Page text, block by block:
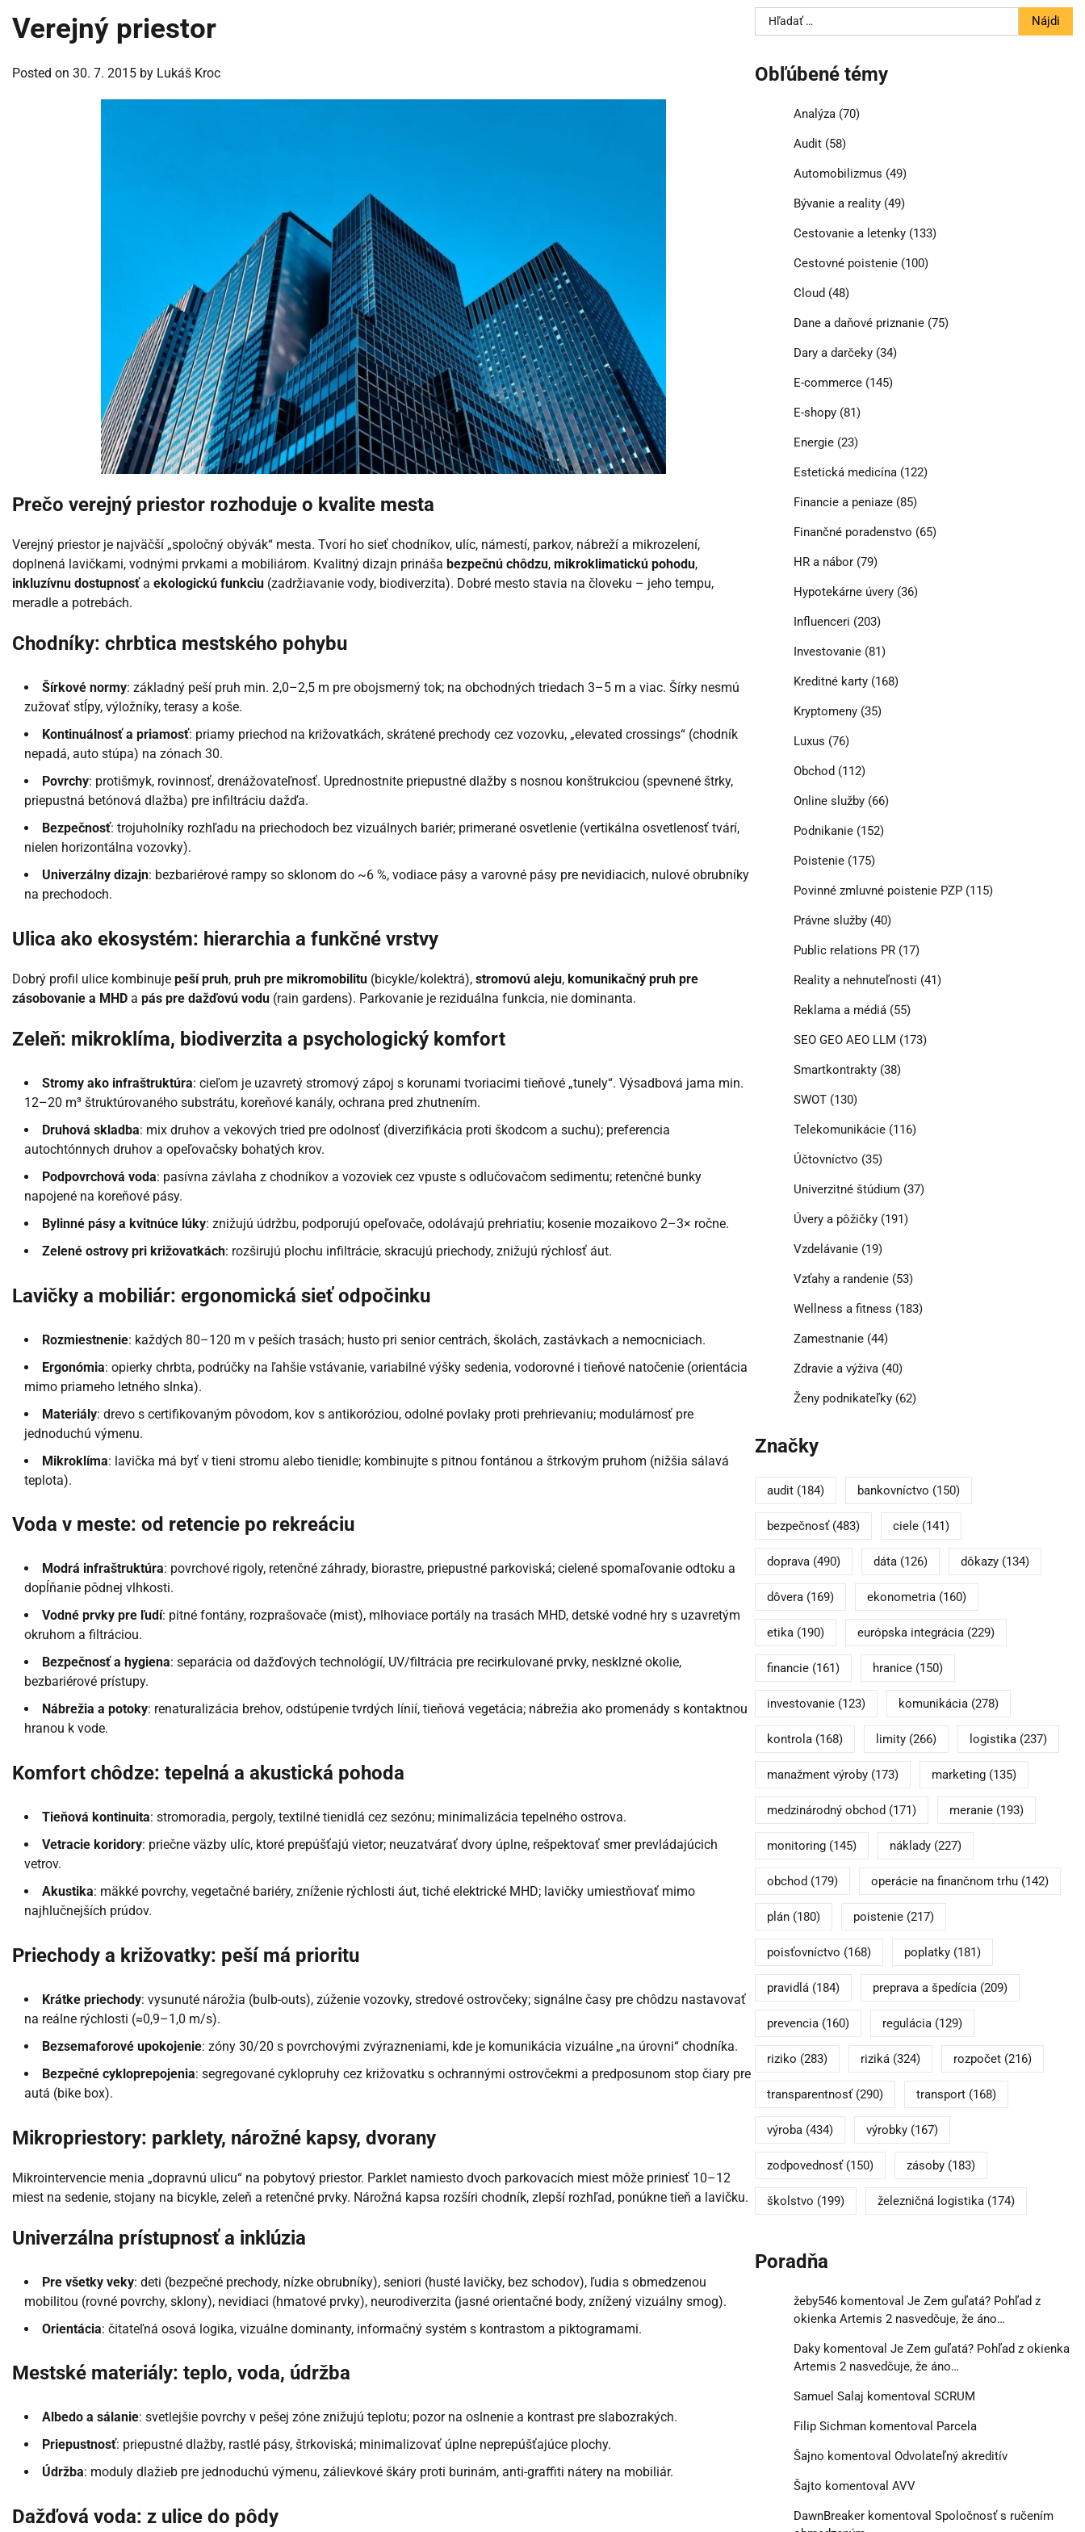
Verejný priestor
Posted on 30. 7. 2015 by Lukáš Kroc
Prečo verejný priestor rozhoduje o kvalite mesta
Verejný priestor je najväčší „spoločný obývák“ mesta. Tvorí ho sieť chodníkov, ulíc, námestí, parkov, nábreží a mikrozelení,
doplnená lavičkami, vodnými prvkami a mobiliárom. Kvalitný dizajn prináša bezpečnú chôdzu, mikroklimatickú pohodu,
inkluzívnu dostupnosťa ekologickú funkciu (zadržiavanie vody, biodiverzita). Dobré mesto stavia na človeku – jeho tempu,
meradle a potrebách.
Chodníky: chrbtica mestského pohybu
Šírkové normy: základný peší pruh min. 2,0–2,5 m pre obojsmerný tok; na obchodných triedach 3–5 m a viac. Šírky nesmú
zužovať stĺpy, výložníky, terasy a koše.
Kontinuálnosť a priamosť: priamy priechod na križovatkách, skrátené prechody cez vozovku, „elevated crossings“ (chodník
nepadá, auto stúpa) na zónach 30.
Povrchy: protišmyk, rovinnosť, drenážovateľnosť. Uprednostnite priepustné dlažby s nosnou konštrukciou (spevnené štrky,
priepustná betónová dlažba) pre infiltráciu dažďa.
Bezpečnosť: trojuholníky rozhľadu na priechodoch bez vizuálnych bariér; primerané osvetlenie (vertikálna osvetlenosť tvárí,
nielen horizontálna vozovky).
Univerzálny dizajn: bezbariérové rampy so sklonom do ~6 %, vodiace pásy a varovné pásy pre nevidiacich, nulové obrubníky
na prechodoch.
Ulica ako ekosystém: hierarchia a funkčné vrstvy
Dobrý profil ulice kombinuje peší pruh, pruh pre mikromobilitu (bicykle/kolektrá), stromovú aleju, komunikačný pruh pre
zásobovanie a MHD a pás pre dažďovú vodu (rain gardens). Parkovanie je reziduálna funkcia, nie dominanta.
Zeleň: mikroklíma, biodiverzita a psychologický komfort
Stromy ako infraštruktúra: cieľom je uzavretý stromový zápoj s korunami tvoriacimi tieňové „tunely“. Výsadbová jama min.
12–20 m³ štruktúrovaného substrátu, koreňové kanály, ochrana pred zhutnením.
Druhová skladba: mix druhov a vekových tried pre odolnosť (diverzifikácia proti škodcom a suchu); preferencia
autochtónnych druhov a opeľovačsky bohatých krov.
Podpovrchová voda: pasívna závlaha z chodníkov a vozoviek cez vpuste s odlučovačom sedimentu; retenčné bunky
napojené na koreňové pásy.
Bylinné pásy a kvitnúce lúky: znižujú údržbu, podporujú opeľovače, odolávajú prehriatiu; kosenie mozaikovo 2–3× ročne.
Zelené ostrovy pri križovatkách: rozširujú plochu infiltrácie, skracujú priechody, znižujú rýchlosť áut.
Lavičky a mobiliár: ergonomická sieť odpočinku
Rozmiestnenie: každých 80–120 m v peších trasách; husto pri senior centrách, školách, zastávkach a nemocniciach.
Ergonómia: opierky chrbta, podrúčky na ľahšie vstávanie, variabilné výšky sedenia, vodorovné i tieňové natočenie (orientácia
mimo priameho letného slnka).
Materiály: drevo s certifikovaným pôvodom, kov s antikoróziou, odolné povlaky proti prehrievaniu; modulárnosť pre
jednoduchú výmenu.
Mikroklíma: lavička má byť v tieni stromu alebo tienidle; kombinujte s pitnou fontánou a štrkovým pruhom (nižšia sálavá
teplota).
Voda v meste: od retencie po rekreáciu
Modrá infraštruktúra: povrchové rigoly, retenčné záhrady, biorastre, priepustné parkoviská; cielené spomaľovanie odtoku a
dopĺňanie pôdnej vlhkosti.
Vodné prvky pre ľudí: pitné fontány, rozprašovače (mist), mlhoviace portály na trasách MHD, detské vodné hry s uzavretým
okruhom a filtráciou.
Bezpečnosť a hygiena: separácia od dažďových technológií, UV/filtrácia pre recirkulované prvky, nesklzné okolie,
bezbariérové prístupy.
Nábrežia a potoky: renaturalizácia brehov, odstúpenie tvrdých línií, tieňová vegetácia; nábrežia ako promenády s kontaktnou
hranou k vode.
Komfort chôdze: tepelná a akustická pohoda
Tieňová kontinuita: stromoradia, pergoly, textilné tienidlá cez sezónu; minimalizácia tepelného ostrova.
Vetracie koridory: priečne väzby ulíc, ktoré prepúšťajú vietor; neuzatvárať dvory úplne, rešpektovať smer prevládajúcich
vetrov.
Akustika: mäkké povrchy, vegetačné bariéry, zníženie rýchlosti áut, tiché elektrické MHD; lavičky umiestňovať mimo
najhlučnejších prúdov.
Priechody a križovatky: peší má prioritu
Krátke priechody: vysunuté nárožia (bulb-outs), zúženie vozovky, stredové ostrovčeky; signálne časy pre chôdzu nastavovať
na reálne rýchlosti (≈0,9–1,0 m/s).
Bezsemaforové upokojenie: zóny 30/20 s povrchovými zvýrazneniami, kde je komunikácia vizuálne „na úrovni“ chodníka.
Bezpečné cykloprepojenia: segregované cyklopruhy cez križovatku s ochrannými ostrovčekmi a predposunom stop čiary pre
autá (bike box).
Mikropriestory: parklety, nárožné kapsy, dvorany
Mikrointervencie menia „dopravnú ulicu“ na pobytový priestor. Parklet namiesto dvoch parkovacích miest môže priniesť 10–12
miest na sedenie, stojany na bicykle, zeleň a retenčné prvky. Nárožná kapsa rozšíri chodník, zlepší rozhľad, ponúkne tieň a lavičku.
Univerzálna prístupnosť a inklúzia
Pre všetky veky: deti (bezpečné prechody, nízke obrubníky), seniori (husté lavičky, bez schodov), ľudia s obmedzenou
mobilitou (rovné povrchy, sklony), nevidiaci (hmatové prvky), neurodiverzita (jasné orientačné body, znížený vizuálny smog).
Orientácia: čitateľná osová logika, vizuálne dominanty, informačný systém s kontrastom a piktogramami.
Mestské materiály: teplo, voda, údržba
Albedo a sálanie: svetlejšie povrchy v pešej zóne znižujú teplotu; pozor na oslnenie a kontrast pre slabozrakých.
Priepustnosť: priepustné dlažby, rastlé pásy, štrkoviská; minimalizovať úplne neprepúšťajúce plochy.
Údržba: moduly dlažieb pre jednoduchú výmenu, zálievkové škáry proti burinám, anti-graffiti nátery na mobiliár.
Dažďová voda: z ulice do pôdy
Hľadať:
Obľúbené témy
Analýza(70)
Audit(58)
Automobilizmus (49)
Bývanie a reality(49)
Cestovanie a letenky(133)
Cestovné poistenie(100)
Cloud (48)
Dane a daňové priznanie(75)
Dary a darčeky(34)
E-commerce(145)
E-shopy(81)
Energie(23)
Estetická medicína(122)
Financie a peniaze(85)
Finančné poradenstvo (65)
HR a nábor(79)
Hypotekárne úvery(36)
Influenceri (203)
Investovanie(81)
Kreditné karty(168)
Kryptomeny(35)
Luxus (76)
Obchod (112)
Online služby(66)
Podnikanie(152)
Poistenie(175)
Povinné zmluvné poistenie PZP(115)
Právne služby(40)
Public relations PR(17)
Reality a nehnuteľnosti (41)
Reklama a médiá(55)
SEO GEO AEO LLM (173)
Smartkontrakty(38)
SWOT(130)
Telekomunikácie(116)
Účtovníctvo (35)
Univerzitné štúdium(37)
Úvery a pôžičky(191)
Vzdelávanie(19)
Vzťahy a randenie(53)
Wellness a fitness (183)
Zamestnanie(44)
Zdravie a výživa(40)
Ženy podnikateľky(62)
Značky
audit(184) bankovníctvo (150)
bezpečnosť(483) ciele(141)
doprava(490) dáta(126) dôkazy(134)
dôvera(169) ekonometria(160)
etika(190) európska integrácia(229)
financie(161) hranice(150)
investovanie(123) komunikácia(278)
kontrola(168) limity(266) logistika(237)
manažment výroby(173) marketing(135)
medzinárodný obchod (171) meranie(193)
monitoring(145) náklady(227)
obchod (179) operácie na finančnom trhu(142)
plán(180) poistenie(217)
poisťovníctvo (168) poplatky(181)
pravidlá(184) preprava a špedícia(209)
prevencia(160) regulácia(129)
riziko (283) riziká(324) rozpočet(216)
transparentnosť(290) transport(168)
výroba(434) výrobky(167)
zodpovednosť(150) zásoby(183)
školstvo (199) železničná logistika(174)
Poradňa
žeby546komentoval Je Zem guľatá? Pohľad z
okienka Artemis 2 nasvedčuje, že áno…
Dakykomentoval Je Zem guľatá? Pohľad z okienka
Artemis 2 nasvedčuje, že áno…
Samuel Salaj komentoval SCRUM
Filip Sichmankomentoval Parcela
Šajno komentoval Odvolateľný akreditív
Šajto komentoval AVV
DawnBreakerkomentoval Spoločnosť s ručením